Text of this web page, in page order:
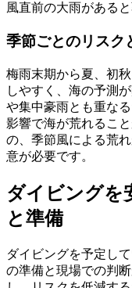
風直前の大雨があると
季節ごとのリスク
梅雨末期から夏、初
しやすく、海の予測
や集中豪雨とも重な
影響で海が荒れるこ
の、季節風による荒
意が必要です。
ダイビングを
と準備
ダイビングを予定し
の準備と現場での判